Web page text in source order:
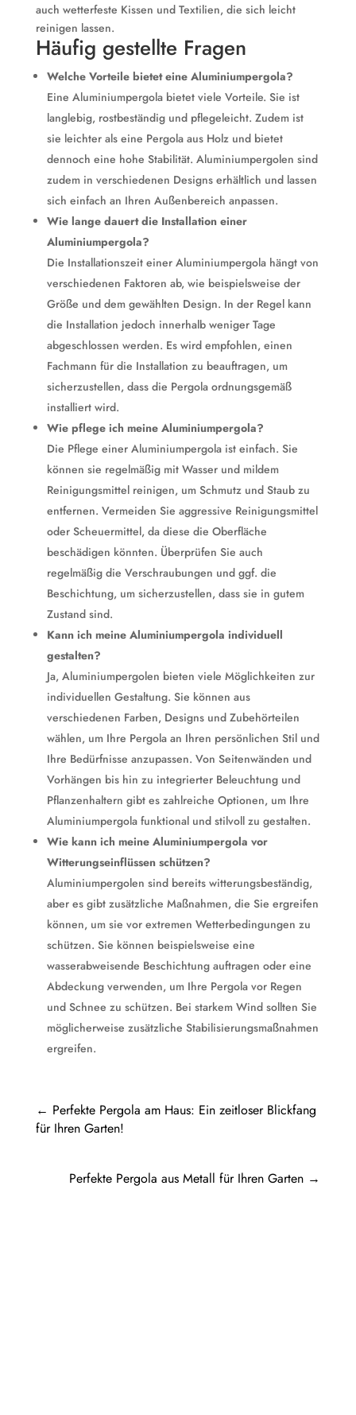
auch wetterfeste Kissen und Textilien, die sich leicht
reinigen lassen.
Häufig gestellte Fragen
Welche Vorteile bietet eine Aluminiumpergola?
Eine Aluminiumpergola bietet viele Vorteile. Sie ist
langlebig, rostbeständig und pflegeleicht. Zudem ist
sie leichter als eine Pergola aus Holz und bietet
dennoch eine hohe Stabilität. Aluminiumpergolen sind
zudem in verschiedenen Designs erhältlich und lassen
sich einfach an Ihren Außenbereich anpassen.
Wie lange dauert die Installation einer
Aluminiumpergola?
Die Installationszeit einer Aluminiumpergola hängt von
verschiedenen Faktoren ab, wie beispielsweise der
Größe und dem gewählten Design. In der Regel kann
die Installation jedoch innerhalb weniger Tage
abgeschlossen werden. Es wird empfohlen, einen
Fachmann für die Installation zu beauftragen, um
sicherzustellen, dass die Pergola ordnungsgemäß
installiert wird.
Wie pflege ich meine Aluminiumpergola?
Die Pflege einer Aluminiumpergola ist einfach. Sie
können sie regelmäßig mit Wasser und mildem
Reinigungsmittel reinigen, um Schmutz und Staub zu
entfernen. Vermeiden Sie aggressive Reinigungsmittel
oder Scheuermittel, da diese die Oberfläche
beschädigen könnten. Überprüfen Sie auch
regelmäßig die Verschraubungen und ggf. die
Beschichtung, um sicherzustellen, dass sie in gutem
Zustand sind.
Kann ich meine Aluminiumpergola individuell
gestalten?
Ja, Aluminiumpergolen bieten viele Möglichkeiten zur
individuellen Gestaltung. Sie können aus
verschiedenen Farben, Designs und Zubehörteilen
wählen, um Ihre Pergola an Ihren persönlichen Stil und
Ihre Bedürfnisse anzupassen. Von Seitenwänden und
Vorhängen bis hin zu integrierter Beleuchtung und
Pflanzenhaltern gibt es zahlreiche Optionen, um Ihre
Aluminiumpergola funktional und stilvoll zu gestalten.
Wie kann ich meine Aluminiumpergola vor
Witterungseinflüssen schützen?
Aluminiumpergolen sind bereits witterungsbeständig,
aber es gibt zusätzliche Maßnahmen, die Sie ergreifen
können, um sie vor extremen Wetterbedingungen zu
schützen. Sie können beispielsweise eine
wasserabweisende Beschichtung auftragen oder eine
Abdeckung verwenden, um Ihre Pergola vor Regen
und Schnee zu schützen. Bei starkem Wind sollten Sie
möglicherweise zusätzliche Stabilisierungsmaßnahmen
ergreifen.
← Perfekte Pergola am Haus: Ein zeitloser Blickfang
für Ihren Garten!
Perfekte Pergola aus Metall für Ihren Garten →